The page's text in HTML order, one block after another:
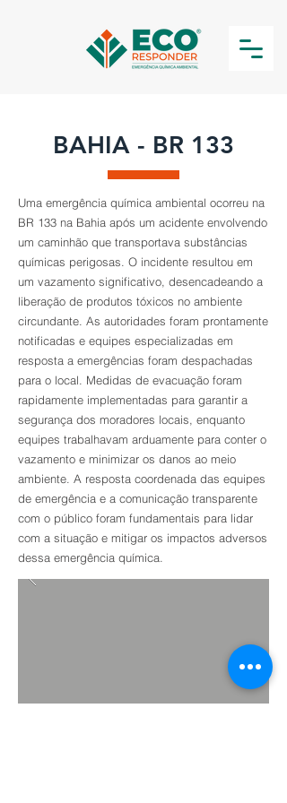
BAHIA - BR 133
Uma emergência química ambiental ocorreu na
BR 133 na Bahia após um acidente envolvendo
um caminhão que transportava substâncias
químicas perigosas. O incidente resultou em
um vazamento significativo, desencadeando a
liberação de produtos tóxicos no ambiente
circundante. As autoridades foram prontamente
notificadas e equipes especializadas em
resposta a emergências foram despachadas
para o local. Medidas de evacuação foram
rapidamente implementadas para garantir a
segurança dos moradores locais, enquanto
equipes trabalhavam arduamente para conter o
vazamento e minimizar os danos ao meio
ambiente. A resposta coordenada das equipes
de emergência e a comunicação transparente
com o público foram fundamentais para lidar
com a situação e mitigar os impactos adversos
dessa emergência química.